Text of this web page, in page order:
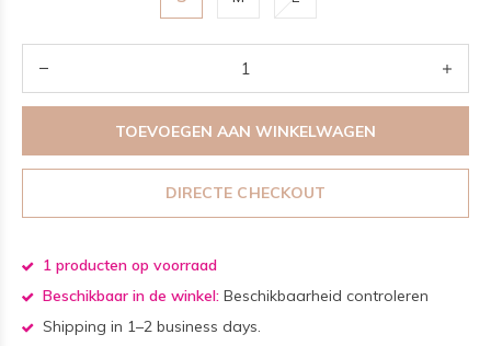
TOEVOEGEN AAN WINKELWAGEN
DIRECTE CHECKOUT
1 producten op voorraad
Beschikbaar in de winkel: Beschikbaarheid controleren
Shipping in 1–2 business days.